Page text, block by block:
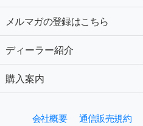
メルマガの登録はこちら
ディーラー紹介
購入案内
会社概要 通信販売規約